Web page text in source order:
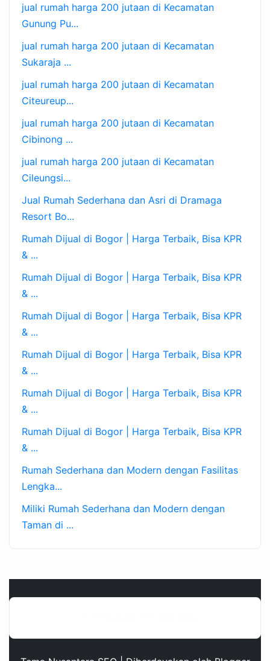
jual rumah harga 200 jutaan di Kecamatan
Gunung Pu...
jual rumah harga 200 jutaan di Kecamatan
Sukaraja ...
jual rumah harga 200 jutaan di Kecamatan
Citeureup...
jual rumah harga 200 jutaan di Kecamatan
Cibinong ...
jual rumah harga 200 jutaan di Kecamatan
Cileungsi...
Jual Rumah Sederhana dan Asri di Dramaga
Resort Bo...
Rumah Dijual di Bogor | Harga Terbaik, Bisa KPR
& ...
Rumah Dijual di Bogor | Harga Terbaik, Bisa KPR
& ...
Rumah Dijual di Bogor | Harga Terbaik, Bisa KPR
& ...
Rumah Dijual di Bogor | Harga Terbaik, Bisa KPR
& ...
Rumah Dijual di Bogor | Harga Terbaik, Bisa KPR
& ...
Rumah Dijual di Bogor | Harga Terbaik, Bisa KPR
& ...
Rumah Sederhana dan Modern dengan Fasilitas
Lengka...
Miliki Rumah Sederhana dan Modern dengan
Taman di ...